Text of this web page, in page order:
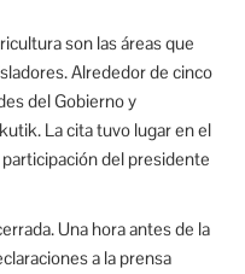
son las áreas que
Alrededor de cinco
del Gobierno y
La cita tuvo lugar en el
del presidente
Una hora antes de la
a la prensa